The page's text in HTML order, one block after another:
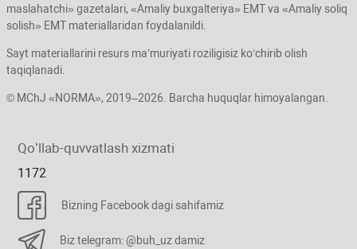
maslahatchi» gazetalari, «Amaliy buхgalteriya» EMT va «Amaliy soliq
solish» EMT materiallaridan foydalanildi.
Sayt materiallarini resurs ma’muriyati roziligisiz koʻchirib olish
taqiqlanadi.
© MChJ «NORMA», 2019–2026. Barcha huquqlar himoyalangan.
Qoʻllab-quvvatlash хizmati
1172
Bizning Facebook dagi sahifamiz
Biz telegram: @buh_uz damiz